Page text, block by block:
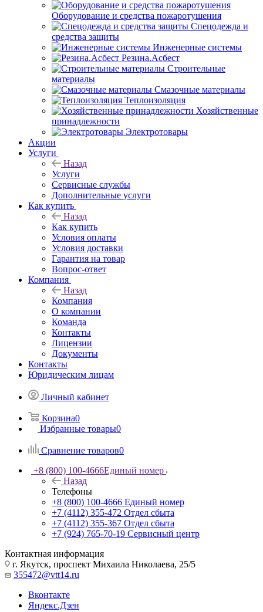
Оборудование и средства пожаротушения
Спецодежда и
средства защиты
Инженерные системы
Резина.Асбест
Строительные
материалы
Смазочные материалы
Теплоизоляция
Хозяйственные
принадлежности
Электротовары
Акции
Услуги
Назад
Услуги
Сервисные службы
Дополнительные услуги
Как купить
Назад
Как купить
Условия оплаты
Условия доставки
Гарантия на товар
Вопрос-ответ
Компания
Назад
Компания
О компании
Команда
Контакты
Лицензии
Документы
Контакты
Юридическим лицам
Личный кабинет
Корзина0
Избранные товары0
Сравнение товаров0
+8 (800) 100-4666Единый номер
Назад
Телефоны
+8 (800) 100-4666 Единый номер
+7 (4112) 355-472 Отдел сбыта
+7 (4112) 355-367 Отдел сбыта
+7 (924) 765-70-19 Сервисный центр
Контактная информация
г. Якутск, проспект Михаила Николаева, 25/5
355472@vtt14.ru
Вконтакте
Яндекс.Дзен